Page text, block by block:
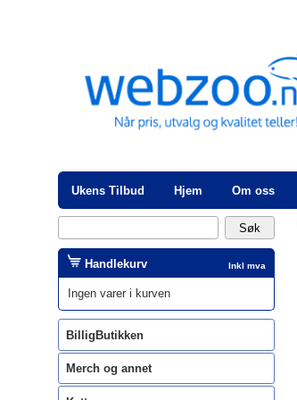
Ukens Tilbud Hjem Om oss
Inkl mva
Handlekurv
Ingen varer i kurven
BilligButikken
Merch og annet